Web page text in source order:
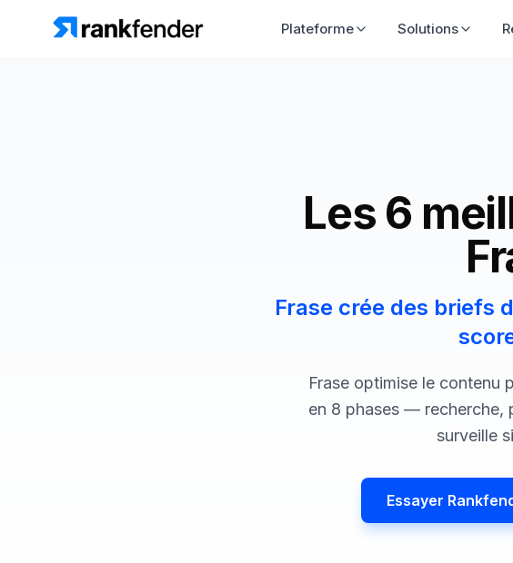
Plateforme Solutions
Les 6
Frase crée des briefs
Frase optimise le contenu
en 8 phases — recherche,
surveille
Essayer